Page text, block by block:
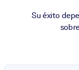
Su éxito